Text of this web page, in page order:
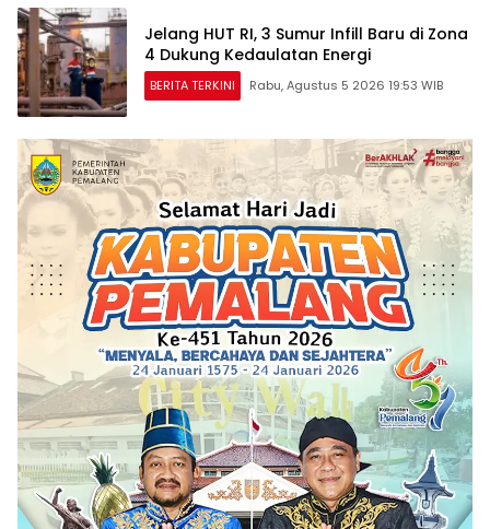
Jelang HUT RI, 3 Sumur Infill Baru di Zona
4 Dukung Kedaulatan Energi
BERITA TERKINI Rabu, Agustus 5 2026 19:53 WIB